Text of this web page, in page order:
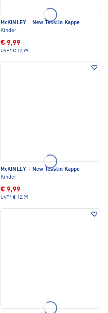
McKINLEY · New Tesslin Kappe
Kinder
€ 9,99
UVP* € 12,99
McKINLEY · New Tesslin Kappe
Kinder
€ 9,99
UVP* € 12,99